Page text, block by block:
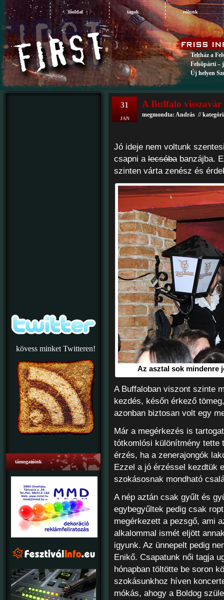
főoldal tagok rólunk
Teltház a
Felsőpárti –
Új helyen
kövess minket Twitteren!
támogatóink
31
JAN
A Buffalo visszavár
megmondta: András //
Jó ideje nem voltunk
csapni a lecsóbabanzájba.
szinten várta zenész és
Az asztal sok mindenre
A Buffaloban viszont szinte
kezdés, későn érkező
azonban biztosan volt egy
Már a megérkezés is
tótkomlósi különítmény tette
érzés, ha a zenerajongók
Ezzel a jó érzéssel kezdtük
szokásosnak mondható
A nép aztán csak gyűlt és
egybegyűltek pedig csak
megérkezett a pezsgő, ami
alkalommal ismét eljött
igyunk. Az ünnepelt pedig
Enikő. Csapatunk női tagja
hónapban töltötte be soron
szokásunkhoz híven
mókás, ahogy a Boldog